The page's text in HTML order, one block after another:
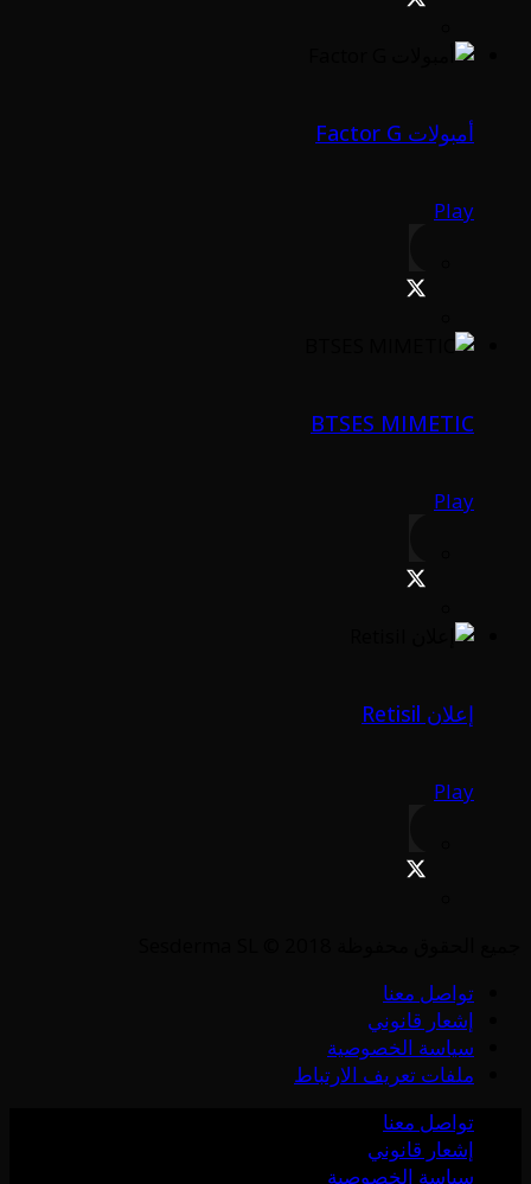
أمبولات Factor G
Play
BTSES MIMETIC
Play
إعلان Retisil
Play
تواصل معنا
إشعار قانوني
سياسة الخصوصية
ملفات تعريف الارتباط
تواصل معنا
إشعار قانوني
سياسة الخصوصية